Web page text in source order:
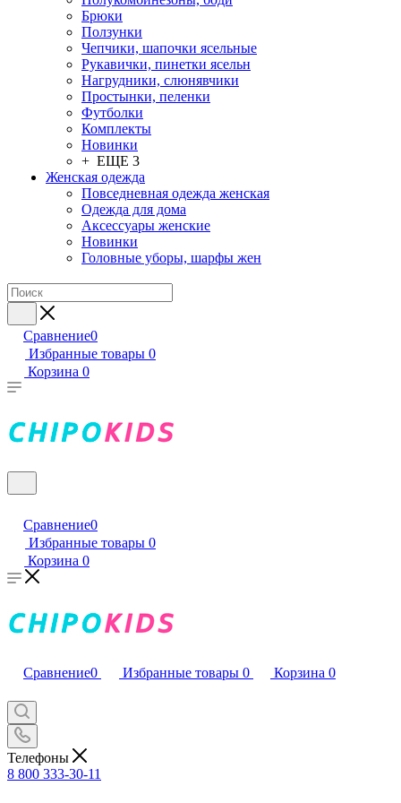
Брюки
Ползунки
Чепчики, шапочки ясельные
Рукавички, пинетки ясельн
Нагрудники, слюнявчики
Простынки, пеленки
Футболки
Комплекты
Новинки
+ ЕЩЕ 3
Женская одежда
Повседневная одежда женская
Одежда для дома
Аксессуары женские
Новинки
Головные уборы, шарфы жен
Сравнение0
Избранные товары 0
Корзина 0
Сравнение0
Избранные товары 0
Корзина 0
Сравнение0 Избранные товары 0 Корзина 0
Телефоны
8 800 333-30-11